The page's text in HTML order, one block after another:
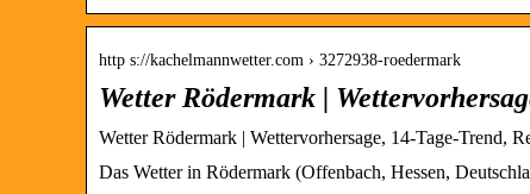
http s://kachelmannwetter.com › 3272938-roedermark
Wetter Rödermark |
Wetter Rödermark | Wettervorhersage, 14-Tage-Trend,
Das Wetter in Rödermark (Offenbach, Hessen,